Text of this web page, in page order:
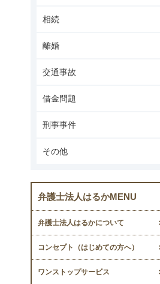
相続
離婚
交通事故
借金問題
刑事事件
その他
弁護士法人はるかMENU
弁護士法人はるかについて
コンセプト（はじめての方へ）
ワンストップサービス